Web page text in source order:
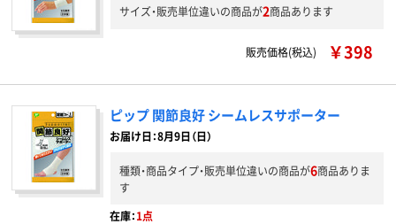
サイズ・販売単位違いの商品が2商品あります
販売価格(税込) ￥398
ピップ 関節良好 シームレスサポーター
お届け日：8月9日（日）
種類・商品タイプ・販売単位違いの商品が6商品ありま
す
在庫：1点